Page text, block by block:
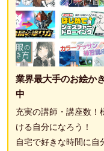
業界最大手のお絵か
中
充実の講師・講座数！
ける自分になろう！
自宅で好きな時間に自